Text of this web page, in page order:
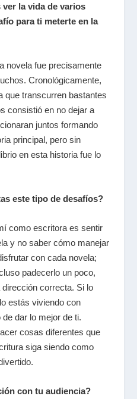
la vida de varios
para ti meterte en la
novela fue precisamente
Cronológicamente,
que transcurren bastantes
consistió en no dejar a
juntos formando
principal, pero sin
en esta historia fue lo
este tipo de desafíos?
como escritora es sentir
y no saber cómo manejar
con cada novela;
padecerlo un poco,
correcta. Si lo
estás viviendo con
dar lo mejor de ti.
cosas diferentes que
siga siendo como
con tu audiencia?